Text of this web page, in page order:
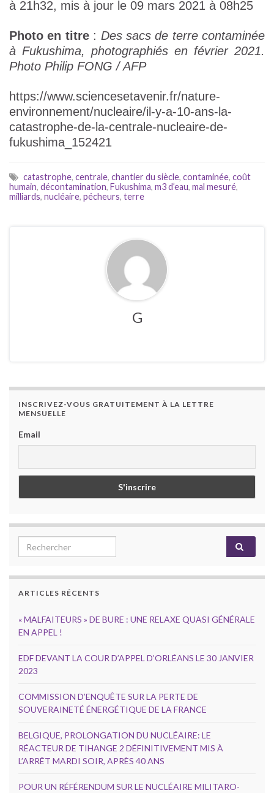
à 21h32, mis à jour le 09 mars 2021 à 08h25
Photo en titre: Des sacs de terre contaminée
à Fukushima, photographiés en février 2021.
Photo Philip FONG / AFP
https://www.sciencesetavenir.fr/nature-
environnement/nucleaire/il-y-a-10-ans-la-
catastrophe-de-la-centrale-nucleaire-de-
fukushima_152421
catastrophe, centrale, chantier du siècle, contaminée, coût
humain, décontamination, Fukushima, m3 d’eau, mal mesuré,
milliards, nucléaire, pécheurs, terre
G
INSCRIVEZ-VOUS GRATUITEMENT À LA LETTRE
MENSUELLE
Email
Search for:
ARTICLES RÉCENTS
« MALFAITEURS » DE BURE : UNE RELAXE QUASI GÉNÉRALE
EN APPEL !
EDF DEVANT LA COUR D’APPEL D’ORLÉANS LE 30 JANVIER
2023
COMMISSION D’ENQUÊTE SUR LA PERTE DE
SOUVERAINETÉ ÉNERGÉTIQUE DE LA FRANCE
BELGIQUE, PROLONGATION DU NUCLÉAIRE: LE
RÉACTEUR DE TIHANGE 2 DÉFINITIVEMENT MIS À
L’ARRÊT MARDI SOIR, APRÈS 40 ANS
POUR UN RÉFÉRENDUM SUR LE NUCLÉAIRE MILITARO-